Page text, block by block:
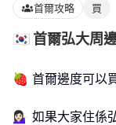
首爾攻略 買
🇰🇷 首爾弘大周
🍓 首爾邊度可以
💁🏻‍♀️ 如果大家住